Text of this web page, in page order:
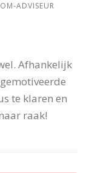
ADVISEUR
Afhankelijk
te klaren en
raak!